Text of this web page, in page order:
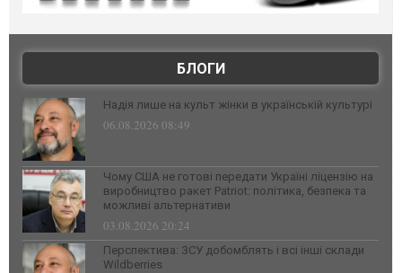
БЛОГИ
Надія лише на культ жінки в українській культурі
06.08.2026 08:49
Чому США не готові передати Україні ліцензію на
виробництво ракет Patriot: політика, безпека та
можливі альтернативи
03.08.2026 20:24
Перспектива: ЗСУ добомблять і всі інші склади
Wildberries